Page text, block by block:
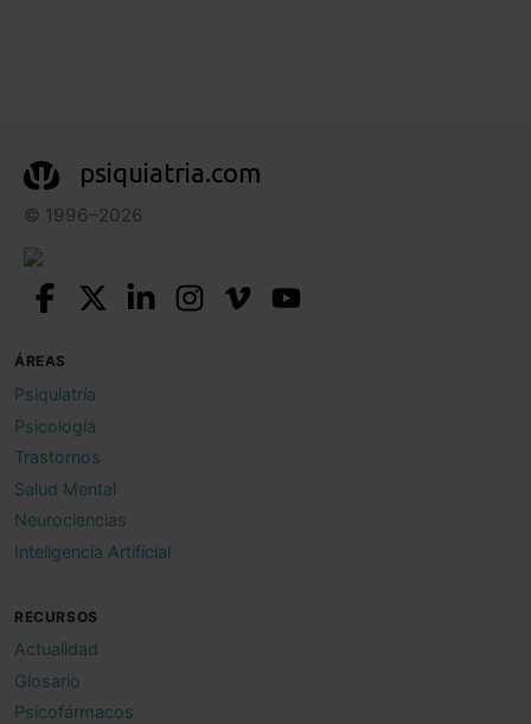
psiquiatria.com
© 1996–2026
ÁREAS
Psiquiatría
Psicología
Trastornos
Salud Mental
Neurociencias
Inteligencia Artificial
RECURSOS
Actualidad
Glosario
Psicofármacos